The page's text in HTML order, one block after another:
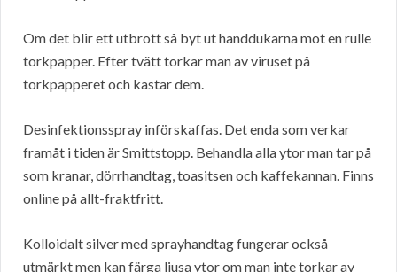
Om det blir ett utbrott så byt ut handdukarna mot en rulle
torkpapper. Efter tvätt torkar man av viruset på
torkpapperet och kastar dem.
Desinfektionsspray införskaffas. Det enda som verkar
framåt i tiden är Smittstopp. Behandla alla ytor man tar på
som kranar, dörrhandtag, toasitsen och kaffekannan. Finns
online på allt-fraktfritt.
Kolloidalt silver med sprayhandtag fungerar också
utmärkt men kan färga ljusa ytor om man inte torkar av